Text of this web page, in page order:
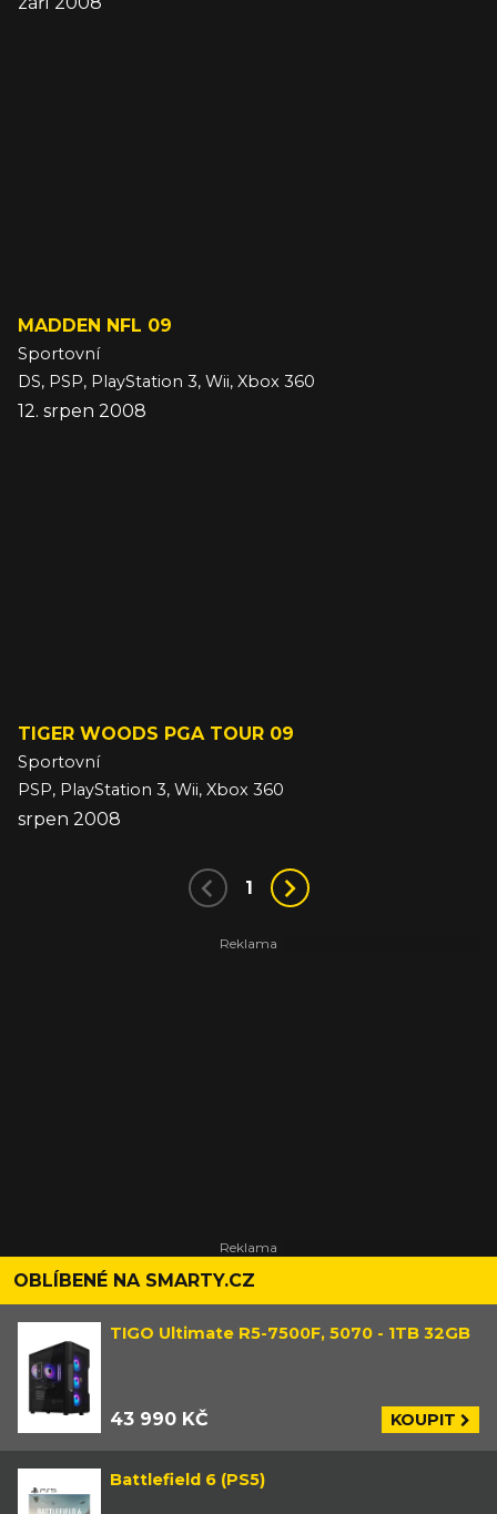
MADDEN NFL 09
Sportovní
DS, PSP, PlayStation 3, Wii, Xbox 360
12. srpen 2008
TIGER WOODS PGA TOUR 09
Sportovní
PSP, PlayStation 3, Wii, Xbox 360
srpen 2008
1
OBLÍBENÉ NA SMARTY.CZ
TIGO Ultimate R5-7500F, 5070 - 1TB 32GB
43 990 KČ KOUPIT
Battlefield 6 (PS5)